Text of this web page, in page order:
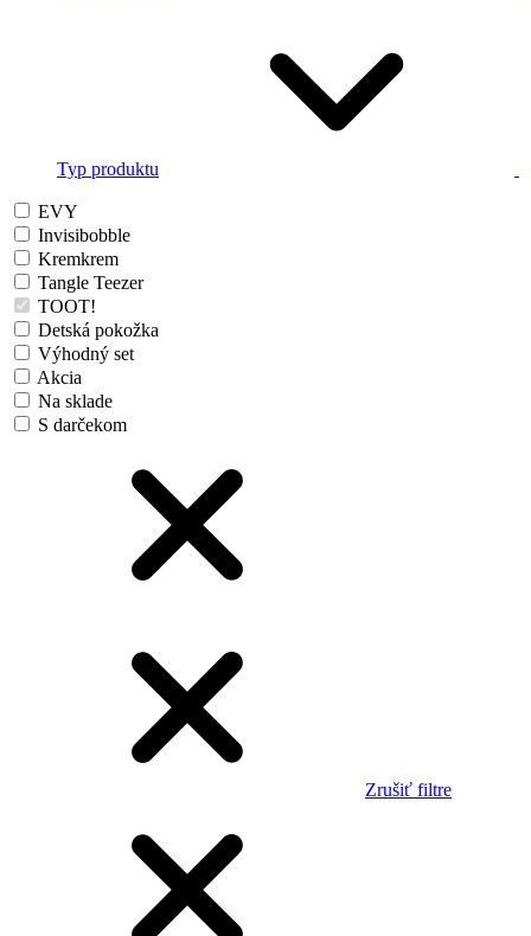
Typ produktu
EVY
Invisibobble
Kremkrem
Tangle Teezer
TOOT!
Detská pokožka
Výhodný set
Akcia
Na sklade
S darčekom
Zrušiť filtre